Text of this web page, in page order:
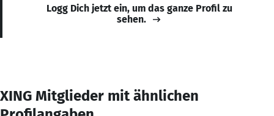
Logg Dich jetzt ein, um das ganze Profil zu
sehen.
XING Mitglieder mit ähnlichen